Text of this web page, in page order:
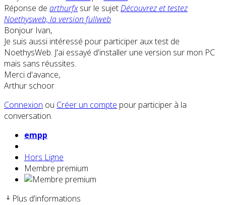
Réponse de arthurfxsur le sujetDécouvrez et testez
Noethysweb, la version fullweb
Bonjour Ivan,
Je suis aussi intéressé pour participer aux test de
NoethysWeb. J'ai essayé d'installer une version sur mon PC
mais sans réussites.
Merci d'avance,
Arthur schoor
Connexion ou Créer un compte pour participer à la
conversation.
empp
Hors Ligne
Membre premium
Plus d'informations